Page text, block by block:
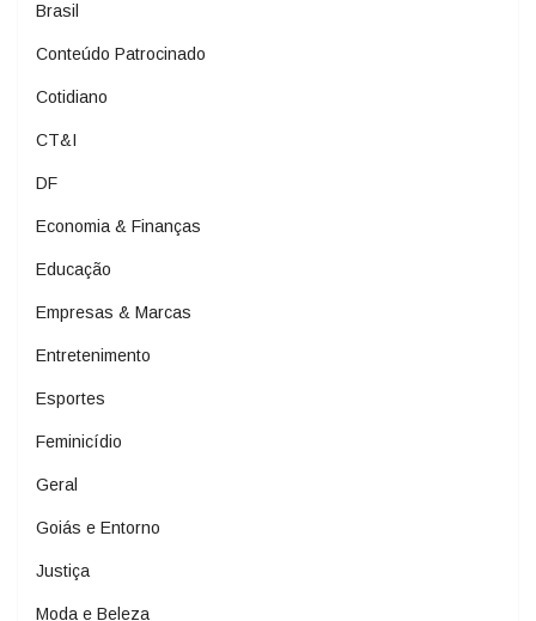
Brasil
Conteúdo Patrocinado
Cotidiano
CT&I
DF
Economia & Finanças
Educação
Empresas & Marcas
Entretenimento
Esportes
Feminicídio
Geral
Goiás e Entorno
Justiça
Moda e Beleza